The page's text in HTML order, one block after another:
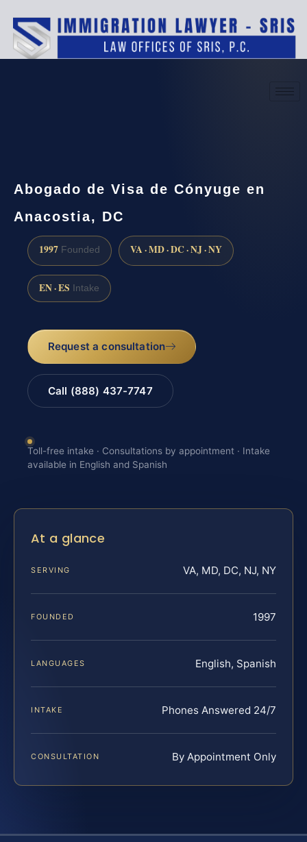
Abogado de Visa de Cónyuge en
Anacostia, DC
1997 Founded VA · MD · DC · NJ · NY
EN · ES Intake
Request a consultation
Call (888) 437-7747
Toll-free intake · Consultations by appointment · Intake
available in English and Spanish
At a glance
SERVING VA, MD, DC, NJ, NY
FOUNDED 1997
LANGUAGES English, Spanish
INTAKE Phones Answered 24/7
CONSULTATION By Appointment Only